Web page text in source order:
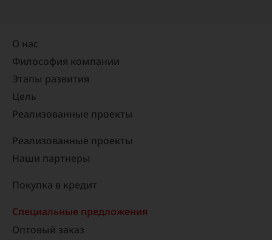
О нас
Философия компании
Этапы развития
Цель
Реализованные проекты​
Реализованные проекты
Наши партнеры
Покупка в кредит
Специальные предложения
Оптовый заказ